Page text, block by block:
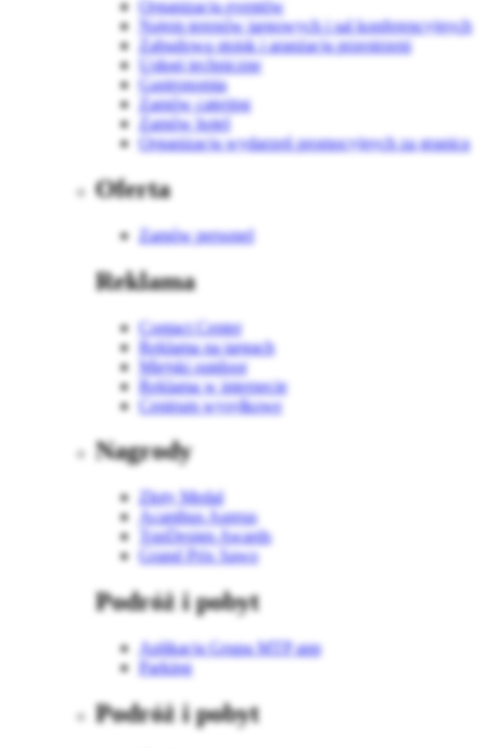
Organizacja eventów
Najem terenów targowych i sal konferencyjnych
Zabudowa stoisk i aranżacja przestrzeni
Usługi techniczne
Gastronomia
Zamów catering
Zamów hotel
Organizacja wydarzeń promocyjnych za granicą
Oferta
Zamów personel
Reklama
Contact Center
Reklama na targach
Miejski outdoor
Reklama w internecie
Centrum wysyłkowe
Nagrody
Złoty Medal
Acanthus Aureus
TopDesign Awards
Grand Prix Sawo
Podróż i pobyt
Aplikacja Grupa MTP app
Parking
Podróż i pobyt